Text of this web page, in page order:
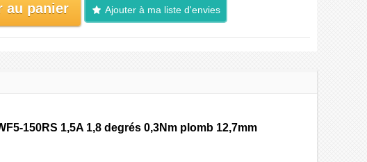
au panier Ajouter à ma liste d'envies
150RS 1,5A 1,8 degrés 0,3Nm plomb 12,7mm